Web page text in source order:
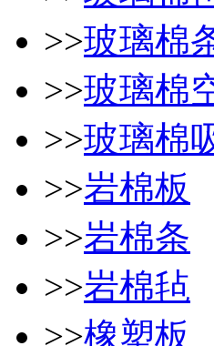
>>玻璃棉
>>玻璃棉
>>玻璃棉
>>岩棉板
>>岩棉条
>>岩棉毡
>>橡塑板